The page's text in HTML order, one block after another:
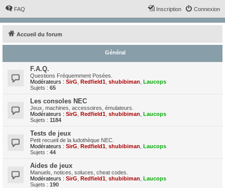
FAQ Connexion
Inscription
Accueil du forum
Général
F.A.Q.
Questions Fréquemment Posées.
Modérateurs : SirG Redfield1 shubibiman Laucops
Sujets : 65
Les consoles NEC
Jeux, machines, accessoires, émulateurs.
Modérateurs : SirG Redfield1 shubibiman Laucops
Sujets : 1184
Tests de jeux
Petit recueil de la ludothèque NEC.
Modérateurs : SirG Redfield1 shubibiman Laucops
Sujets : 44
Aides de jeux
Manuels, notices, soluces, cheat codes.
Modérateurs : SirG Redfield1 shubibiman Laucops
Sujets : 190